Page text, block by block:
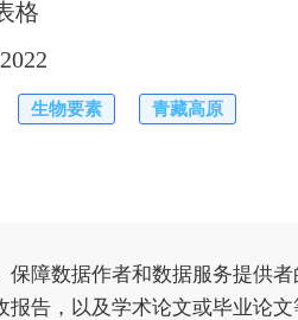
格
生物要素 青藏高原
保障数据作者和数据服务提供
报告，以及学术论文或毕业论